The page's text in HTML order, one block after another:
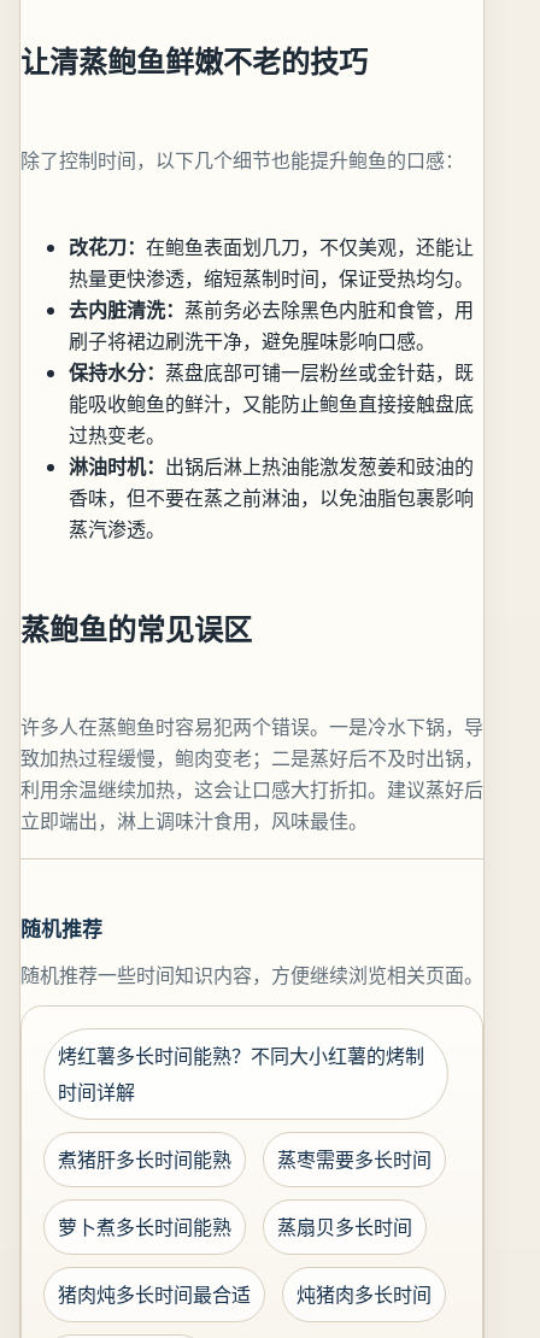
让清蒸鲍鱼鲜嫩不老的技巧
除了控制时间，以下几个细节也能提升鲍鱼的口感：
改花刀： 在鲍鱼表面划几刀，不仅美观，还能让
热量更快渗透，缩短蒸制时间，保证受热均匀。
去内脏清洗： 蒸前务必去除黑色内脏和食管，用
刷子将裙边刷洗干净，避免腥味影响口感。
保持水分： 蒸盘底部可铺一层粉丝或金针菇，既
能吸收鲍鱼的鲜汁，又能防止鲍鱼直接接触盘底
过热变老。
淋油时机： 出锅后淋上热油能激发葱姜和豉油的
香味，但不要在蒸之前淋油，以免油脂包裹影响
蒸汽渗透。
蒸鲍鱼的常见误区
许多人在蒸鲍鱼时容易犯两个错误。一是冷水下锅，导
致加热过程缓慢，鲍肉变老；二是蒸好后不及时出锅，
利用余温继续加热，这会让口感大打折扣。建议蒸好后
立即端出，淋上调味汁食用，风味最佳。
随机推荐
随机推荐一些时间知识内容，方便继续浏览相关页面。
烤红薯多长时间能熟？不同大小红薯的烤制
时间详解
煮猪肝多长时间能熟 蒸枣需要多长时间
萝卜煮多长时间能熟 蒸扇贝多长时间
猪肉炖多长时间最合适 炖猪肉多长时间